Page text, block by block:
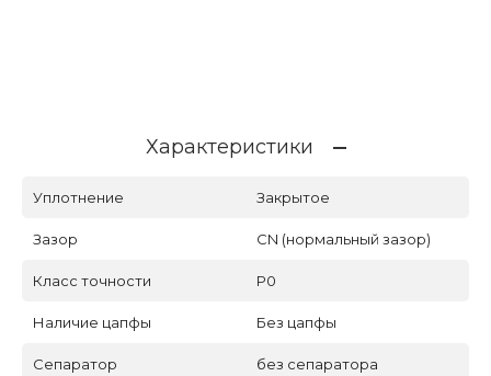
Характеристики
Уплотнение Закрытое
Зазор CN (нормальный зазор)
Класс точности P0
Наличие цапфы Без цапфы
Сепаратор без сепаратора